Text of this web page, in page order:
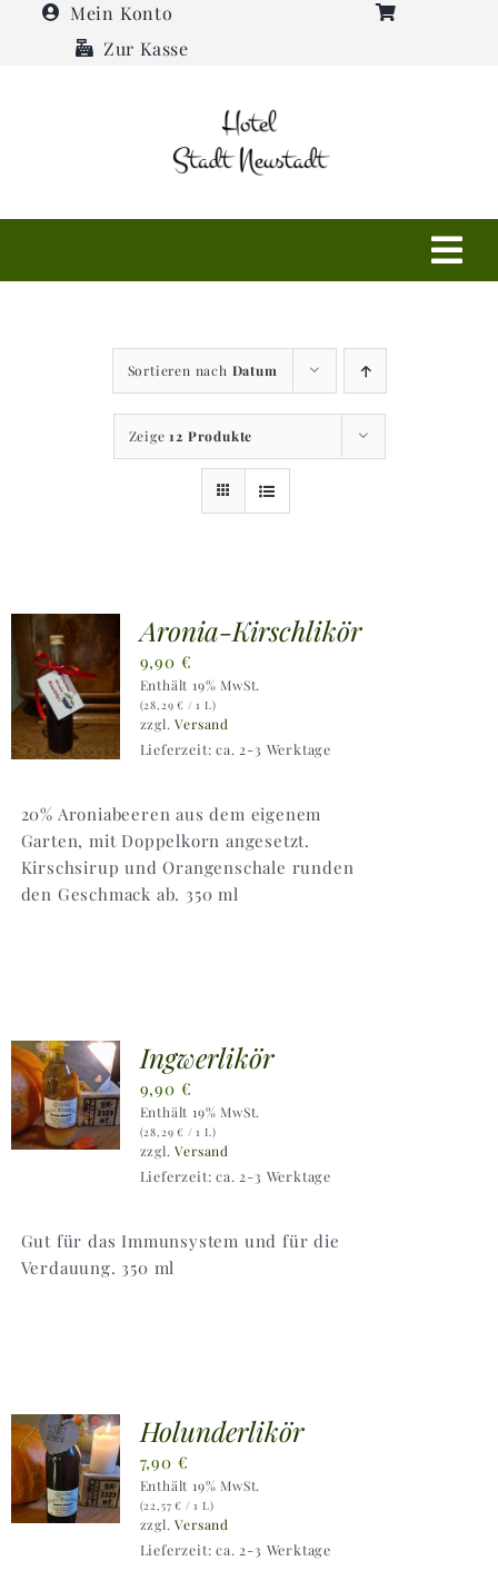
Mein Konto
Zur Kasse
Restaurant
Anfahrt + Kontakt
Sortieren nach Datum
Zeige12 Produkte
Aronia-Kirschlikör
9,90 €
Enthält 19% MwSt.
(28,29€ / 1 L)
zzgl.Versand
Lieferzeit: ca. 2-3 Werktage
20% Aroniabeeren aus dem eigenem
Garten, mit Doppelkorn angesetzt.
Kirschsirup und Orangenschale runden
den Geschmack ab. 350 ml
Ingwerlikör
9,90 €
Enthält 19% MwSt.
(28,29€ / 1 L)
zzgl.Versand
Lieferzeit: ca. 2-3 Werktage
Gut für das Immunsystem und für die
Verdauung. 350 ml
Holunderlikör
7,90 €
Enthält 19% MwSt.
(22,57€ / 1 L)
zzgl.Versand
Lieferzeit: ca. 2-3 Werktage